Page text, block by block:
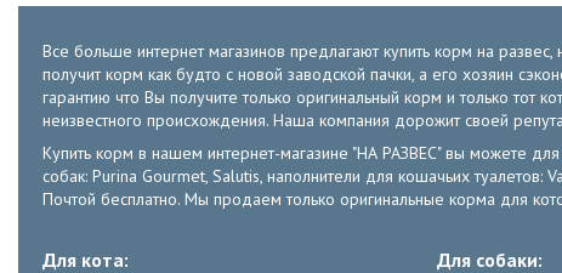
Все больше интернет магазинов предлагают купить корм на
получит корм как будто с новой заводской пачки, а его хозяин
гарантию что Вы получите только оригинальный корм и только
неизвестного происхождения. Наша компания дорожит своей
Купить корм в нашем интернет-магазине "НА РАЗВЕС" вы можете
собак: Purina Gourmet, Salutis, наполнители для кошачьих
Почтой бесплатно. Мы продаем только оригинальные корма для
Для кота: Для собаки: